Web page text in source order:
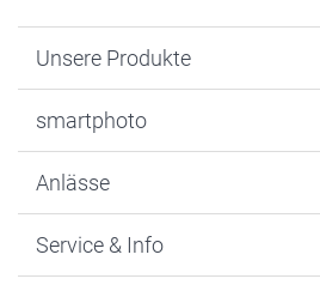
Unsere Produkte
Fotogeschenke
MyNameBook
Fotoabzüge, Fotos als Buch & Poster
smartphoto
Warum smartphoto
Datenschutz
Anlässe
Neujahr
Service & Info